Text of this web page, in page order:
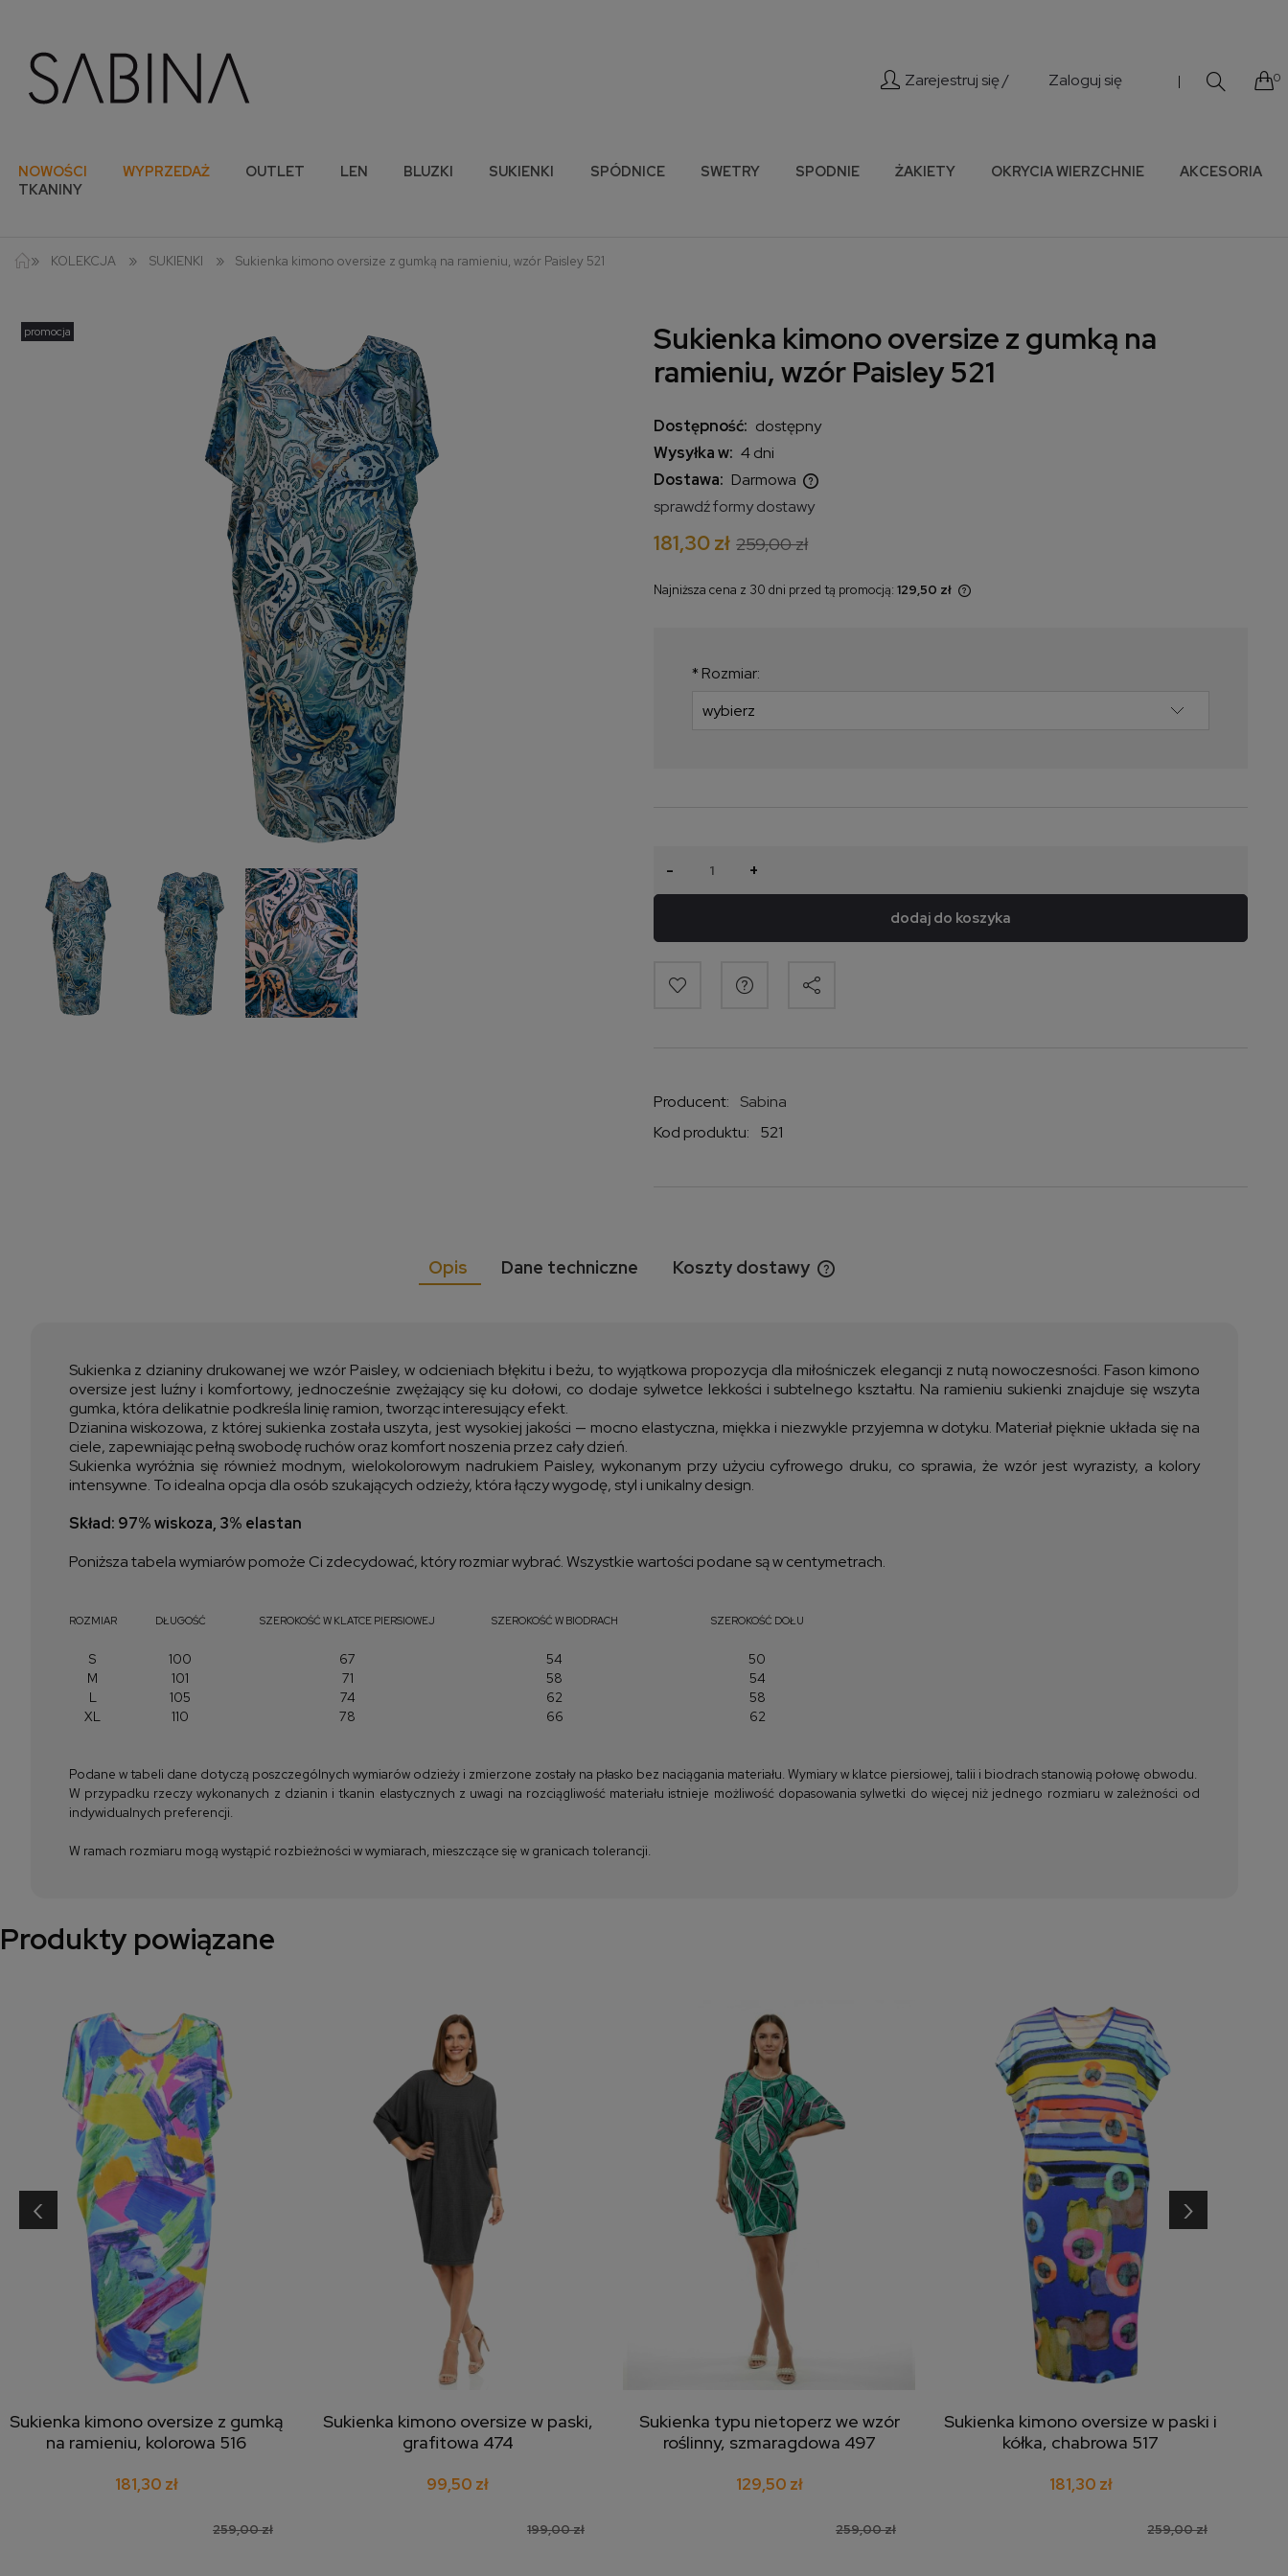
Zarejestruj się / Zaloguj się | 0
NOWOŚCI WYPRZEDAŻ OUTLET LEN BLUZKI SUKIENKI SPÓDNICE SWETRY SPODNIE ŻAKIETY OKRYCIA WIERZCHNIE
AKCESORIA
TKANINY
» KOLEKCJA » SUKIENKI » Sukienka kimono oversize z gumką na ramieniu, wzór Paisley 521
promocja
Sukienka kimono oversize z gumką na
ramieniu, wzór Paisley 521
Dostępność: dostępny
Wysyłka w: 4 dni
Dostawa: Darmowa
kosztów płatności
sprawdź formy dostawy
181,30 zł 259,00 zł
Najniższa cena z 30 dni przed tą promocją: 129,50 zł
najniższa cena od momentu, kiedy
* Rozmiar:
- +
dodaj do koszyka
Producent:
Sabina
Kod produktu:
521
Opis Dane techniczne Koszty dostawy
Sukienka z dzianiny drukowanej we wzór Paisley, w odcieniach błękitu i beżu, to wyjątkowa propozycja dla miłośniczek elegancji z nutą nowoczesności. Fason kimono
oversize jest luźny i komfortowy, jednocześnie zwężający się ku dołowi, co dodaje sylwetce lekkości i subtelnego kształtu. Na ramieniu sukienki znajduje się wszyta
gumka, która delikatnie podkreśla linię ramion, tworząc interesujący efekt.
Dzianina wiskozowa, z której sukienka została uszyta, jest wysokiej jakości — mocno elastyczna, miękka i niezwykle przyjemna w dotyku. Materiał pięknie układa się na
ciele, zapewniając pełną swobodę ruchów oraz komfort noszenia przez cały dzień.
Sukienka wyróżnia się również modnym, wielokolorowym nadrukiem Paisley, wykonanym przy użyciu cyfrowego druku, co sprawia, że wzór jest wyrazisty, a kolory
intensywne. To idealna opcja dla osób szukających odzieży, która łączy wygodę, styl i unikalny design.
Skład: 97% wiskoza, 3% elastan
Poniższa tabela wymiarów pomoże Ci zdecydować, który rozmiar wybrać. Wszystkie wartości podane są w centymetrach.
ROZMIAR DŁUGOŚĆ SZEROKOŚĆ W KLATCE PIERSIOWEJ SZEROKOŚĆ W BIODRACH SZEROKOŚĆ DOŁU
S 100 67 54
50
M
101 71 58
54
L
105 74 62
58
XL
110 78 66 62
Podane w tabeli dane dotyczą poszczególnych wymiarów odzieży i zmierzone zostały na płasko bez naciągania materiału. Wymiary w klatce piersiowej, talii i biodrach stanowią połowę obwodu.
W przypadku rzeczy wykonanych z dzianin i tkanin elastycznych z uwagi na rozciągliwość materiału istnieje możliwość dopasowania sylwetki do więcej niż jednego rozmiaru w zależności od
indywidualnych preferencji.
W ramach rozmiaru mogą wystąpić rozbieżności w wymiarach, mieszczące się w granicach tolerancji.
Produkty powiązane
dodaj do koszyka
Sukienka kimono oversize z gumką
na ramieniu, kolorowa 516
259,00 zł
181,30 zł
dodaj do koszyka
Sukienka kimono oversize w paski,
grafitowa 474
199,00 zł
99,50 zł
dodaj do koszyka
Sukienka typu nietoperz we wzór
roślinny, szmaragdowa 497
259,00 zł
129,50 zł
dodaj do koszyka
Sukienka kimono oversize w paski i
kółka, chabrowa 517
259,00 zł
181,30 zł
‹ ›